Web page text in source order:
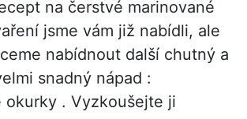
na čerstvé marinované
jsme vám již nabídli, ale
nabídnout další chutný a
snadný nápad :
okurky . Vyzkoušejte ji